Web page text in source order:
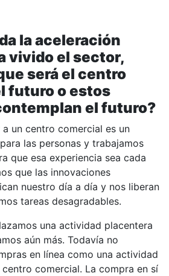
la aceleración
vivido el sector,
será el centro
futuro o estos
el futuro?
a un centro comercial es un
las personas y trabajamos
que esa experiencia sea cada
que las innovaciones
nuestro día a día y nos liberan
tareas desagradables.
una actividad placentera
aún más. Todavía no
en línea como una actividad
comercial. La compra en sí